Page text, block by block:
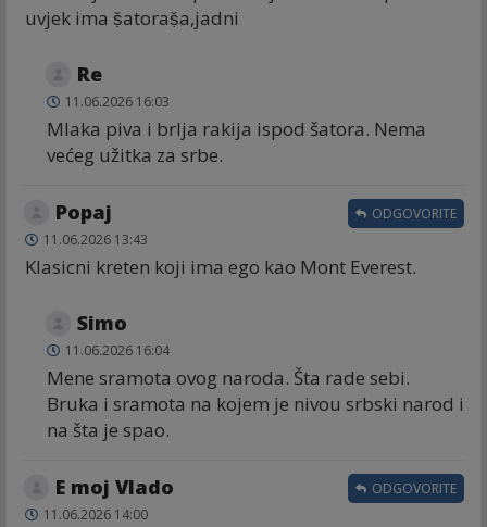
uvjek ima ṣ̌atoraṣ̌a,jadni
Re
11.06.2026 16:03
Mlaka piva i brlja rakija ispod šatora. Nema
većeg užitka za srbe.
Popaj
11.06.2026 13:43
Klasicni kreten koji ima ego kao Mont Everest.
ODGOVORITE
Simo
11.06.2026 16:04
Mene sramota ovog naroda. Šta rade sebi.
Bruka i sramota na kojem je nivou srbski narod i
na šta je spao.
E moj Vlado
11.06.2026 14:00
ODGOVORITE